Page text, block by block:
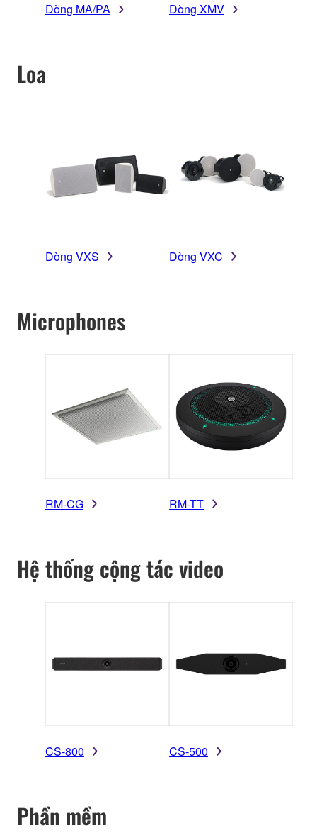
Dòng MA/PA Dòng XMV
Loa
Dòng VXS Dòng VXC
Microphones
RM-CG RM-TT
Hệ thống cộng tác video
CS-800 CS-500
Phần mềm